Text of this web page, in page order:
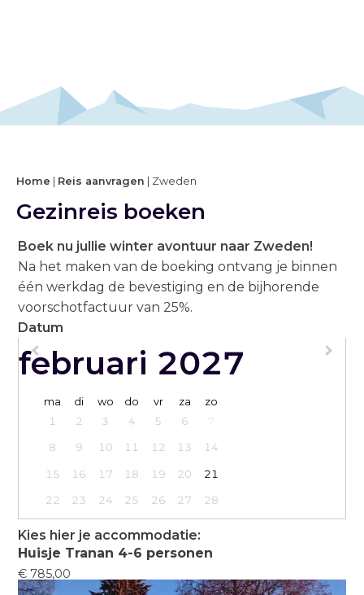
Home Reis aanvragen Zweden
Gezinreis boeken
Boek nu jullie winter avontuur naar Zweden!
Na het maken van de boeking ontvang je binnen
één werkdag de bevestiging en de bijhorende
voorschotfactuur van 25%.
Datum
februari 2027
maandag
ma dinsdag
di woensdag
wo donderdag
do vrijdag
vr zaterdag
za zondag
zo
1
2 3 4 5 6 7
8 9 10 11 12 13 14
15 16 17 18 19 20 21
22 23 24 25 26 27 28
Kies hier je accommodatie:
Huisje Tranan 4-6 personen
€ 785,00